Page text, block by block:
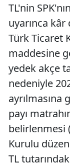
TL'nin
uyarınca kâr
Türk Ticaret
maddesine
yedek akçe
nedeniyle
ayrılmasına
payı
belirlenmesi
Kurulu
TL